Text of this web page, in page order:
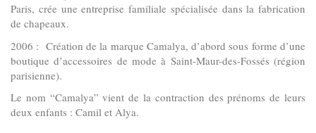
Paris, crée une entreprise familiale spécialisée dans la fabrication
de chapeaux.
2006 : Création de la marque Camalya, d’abord sous forme d’une
boutique d’accessoires de mode à Saint-Maur-des-Fossés (région
parisienne).
Le nom “Camalya” vient de la contraction des prénoms de leurs
deux enfants : Camil et Alya.